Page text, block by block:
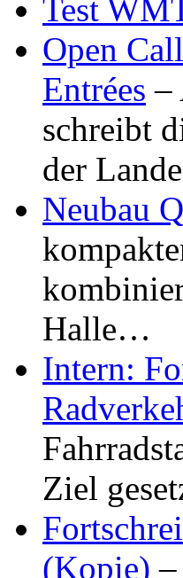
Test
Open
Entrées –
schreibt
der
Neubau
Halle…
Intern:
Ziel
(Kopie)